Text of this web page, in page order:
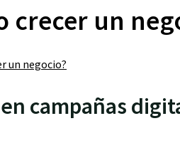
crecer un
campañas